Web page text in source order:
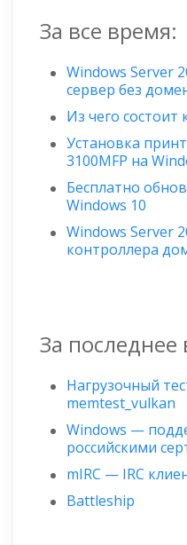
За все время:
Windows Server
сервер без
Из чего
Установка
3100MFP на
Бесплатно
Windows 10
Windows Server
контроллера
За последнее
Нагрузочный
memtest_vulkan
Windows —
российскими
mIRC — IRC
Battleship